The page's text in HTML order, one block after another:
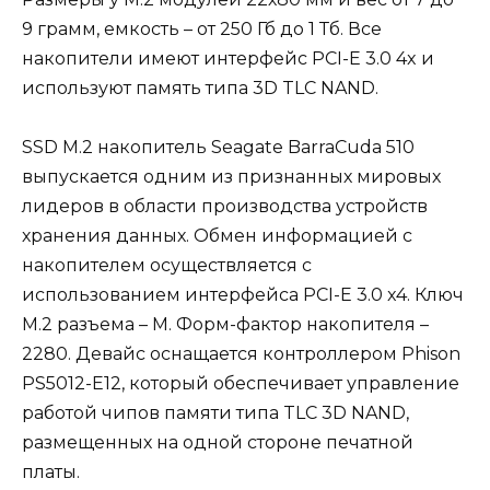
9 грамм, емкость – от 250 Гб до 1 Тб. Все
накопители имеют интерфейс PCI-E 3.0 4x и
используют память типа 3D TLC NAND.
SSD M.2 накопитель Seagate BarraCuda 510
выпускается одним из признанных мировых
лидеров в области производства устройств
хранения данных. Обмен информацией с
накопителем осуществляется с
использованием интерфейса PCI-E 3.0 x4. Ключ
M.2 разъема – M. Форм-фактор накопителя –
2280. Девайс оснащается контроллером Phison
PS5012-E12, который обеспечивает управление
работой чипов памяти типа TLC 3D NAND,
размещенных на одной стороне печатной
платы.